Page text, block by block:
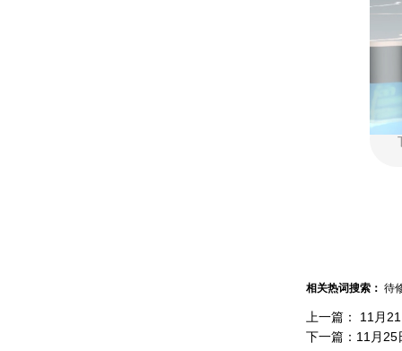
相关热词搜索： 待
上一篇：
11月
下一篇： 11月25